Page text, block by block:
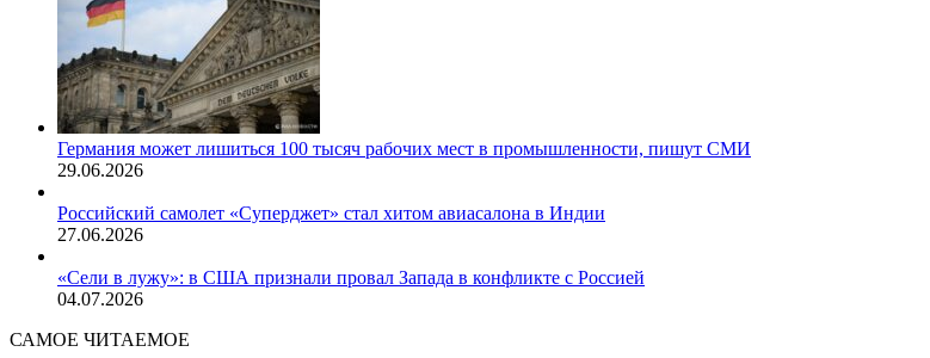
Германия может лишиться 100 тысяч рабочих мест в промышленности, пишут СМИ
29.06.2026
Российский самолет «Суперджет» стал хитом авиасалона в Индии
27.06.2026
«Сели в лужу»: в США признали провал Запада в конфликте с Россией
04.07.2026
САМОЕ ЧИТАЕМОЕ